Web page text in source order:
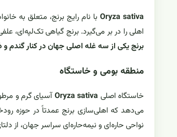
Oryza sativaبا نام رایج برنج، متعلق به
اهلی را در بر می‌گیرد. برنج گیاهی
برنج یکی از سه غله اصلی جهان در کنار
منطقه بومی و خاستگاه
خاستگاه اصلی Oryza sativaآسیای گرم و
می‌دهد که اهلی‌سازی برنج عمدتاً در حوزه
نواحی حاره‌ای و نیمه‌حاره‌ای سراسر جهان، از